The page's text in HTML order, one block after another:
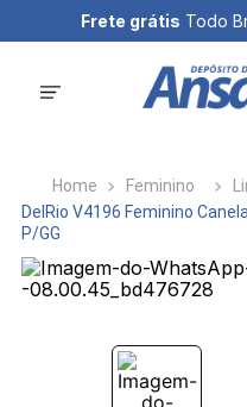
Frete grátis Todo
Feminino
DelRio V4196 Feminino
P/GG